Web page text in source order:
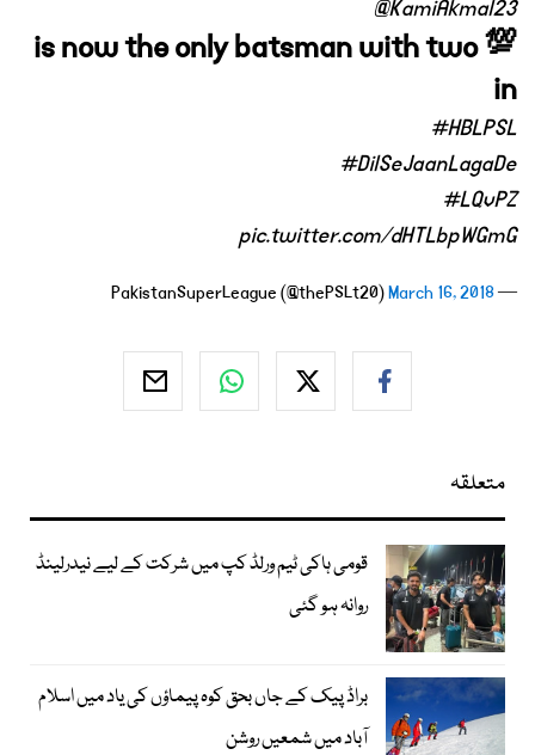
@KamiAkmal23
is now the only batsman with two 💯
in
#HBLPSL
#DilSeJaanLagaDe
#LQvPZ
pic.twitter.com/dHTLbpWGmG
— PakistanSuperLeague (@thePSLt20)
March 16, 2018
متعلقہ
قومی ہاکی ٹیم ورلڈ کپ میں شرکت کے لیے نیدرلینڈ
روانہ ہو گئی
براڈ پیک کے جاں بحق کوہ پیماؤں کی یاد میں اسلام
آباد میں شمعیں روشن